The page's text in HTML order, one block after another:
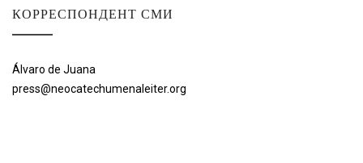
КОРРЕСПОНДЕНТ СМИ
Álvaro de Juana
press@neocatechumenaleiter.org